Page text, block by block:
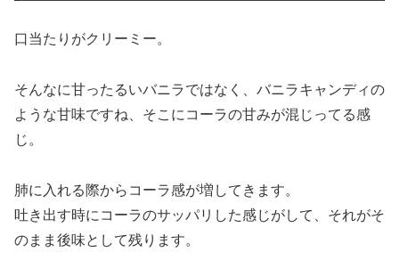
口当たりがクリーミー。
そんなに甘ったるいバニラではなく、バニラキャンディの
ような甘味ですね、そこにコーラの甘みが混じってる感
じ。
肺に入れる際からコーラ感が増してきます。
吐き出す時にコーラのサッパリした感じがして、それがそ
のまま後味として残ります。